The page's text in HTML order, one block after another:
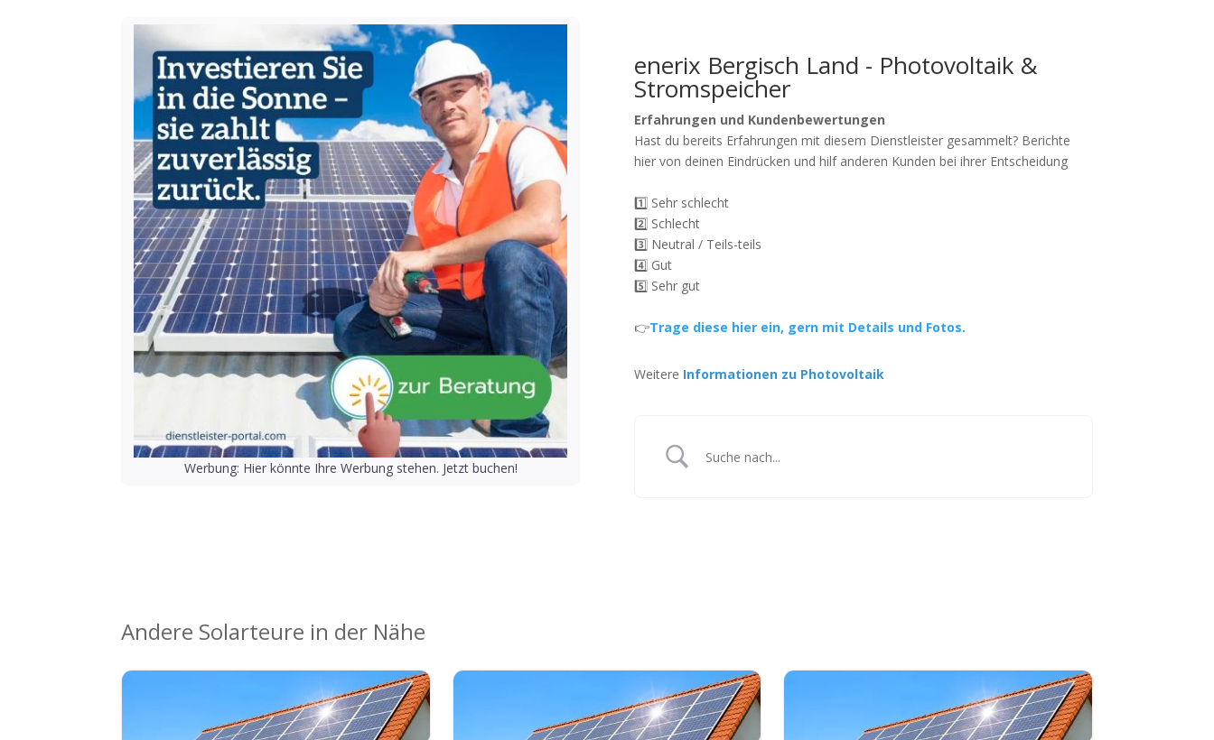
Werbung: Hier könnte Ihre Werbung stehen. Jetzt buchen!
enerix Bergisch Land - Photovoltaik &
Stromspeicher
Erfahrungen und Kundenbewertungen
Hast du bereits Erfahrungen mit diesem Dienstleister gesammelt? Berichte
hier von deinen Eindrücken und hilf anderen Kunden bei ihrer Entscheidung
1️⃣ Sehr schlecht
2️⃣ Schlecht
3️⃣ Neutral / Teils-teils
4️⃣ Gut
5️⃣ Sehr gut
👉Trage diese hier ein, gern mit Details und Fotos.
Weitere Informationen zu Photovoltaik
Andere Solarteure in der Nähe